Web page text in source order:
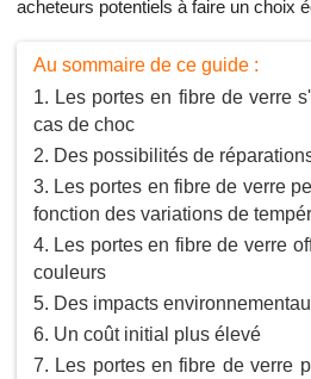
acheteurs potentiels à faire un choix
Au sommaire de ce guide :
Les portes en fibre de verre
cas de choc
Des possibilités de
Les portes en fibre de verre
fonction des variations de
Les portes en fibre de verre
couleurs
Des impacts
Un coût initial plus élevé
Les portes en fibre de verre